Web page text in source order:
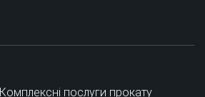
Комплексні послуги прокату